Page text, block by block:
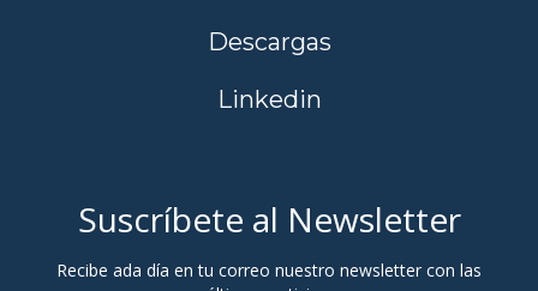
Descargas
Linkedin
Suscríbete al Newsletter
Recibe ada día en tu correo nuestro newsletter con las